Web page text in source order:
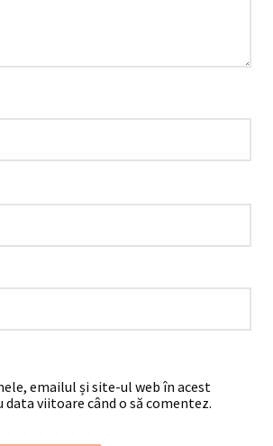
emailul și site-ul web în acest
viitoare când o să comentez.